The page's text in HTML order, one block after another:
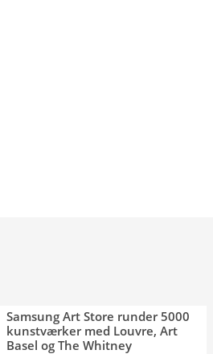
Samsung Art Store runder 5000
kunstværker med Louvre, Art
Basel og The Whitney